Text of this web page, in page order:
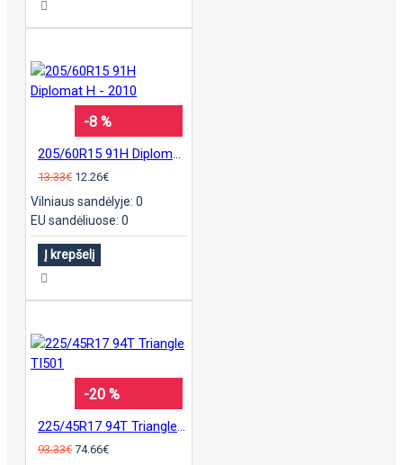
-8 %
13.33€ 12.26€
Vilniaus sandėlyje: 0
EU sandėliuose: 0
Į krepšelį
-20 %
93.33€ 74.66€